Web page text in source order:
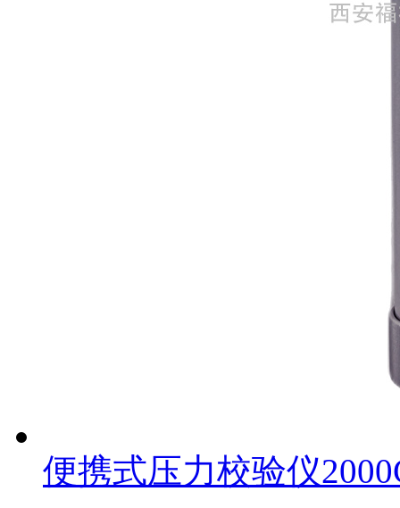
便携式压力校验仪